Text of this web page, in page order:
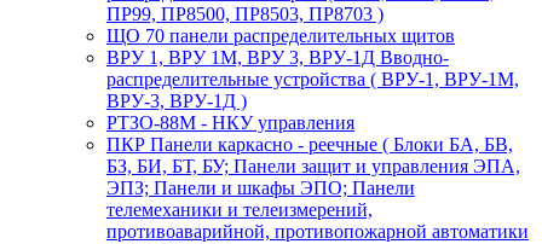
ПР99, ПР8500, ПР8503, ПР8703 )
ЩО 70 панели распределительных щитов
ВРУ 1, ВРУ 1М, ВРУ 3, ВРУ-1Д Вводно-
распределительные устройства ( ВРУ-1, ВРУ-1М,
ВРУ-3, ВРУ-1Д )
РТЗО-88М - НКУ управления
ПКР Панели каркасно - реечные ( Блоки БА, БВ,
БЗ, БИ, БТ, БУ; Панели защит и управления ЭПА,
ЭПЗ; Панели и шкафы ЭПО; Панели
телемеханики и телеизмерений,
противоаварийной, противопожарной автоматики